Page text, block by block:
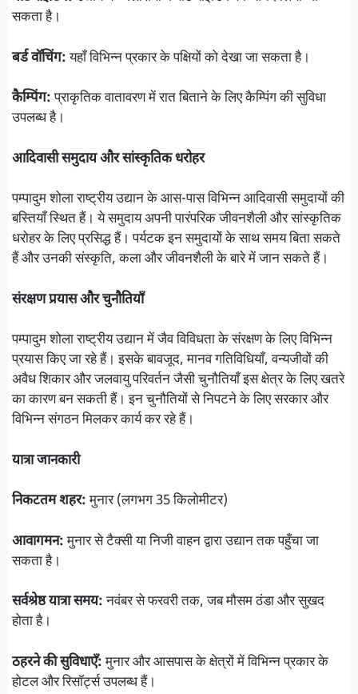
सकता है।
बर्ड वॉचिंग:यहाँ विभिन्न प्रकार के पक्षियों को देखा जा सकता है।
कैम्पिंग:प्राकृतिक वातावरण में रात बिताने के लिए कैम्पिंग की सुविधा
उपलब्ध है।
आदिवासी समुदाय और सांस्कृतिक धरोहर
पम्पादुम शोला राष्ट्रीय उद्यान के आस-पास विभिन्न आदिवासी समुदायों की
बस्तियाँ स्थित हैं। ये समुदाय अपनी पारंपरिक जीवनशैली और सांस्कृतिक
धरोहर के लिए प्रसिद्ध हैं। पर्यटक इन समुदायों के साथ समय बिता सकते
हैं और उनकी संस्कृति, कला और जीवनशैली के बारे में जान सकते हैं।
संरक्षण प्रयास और चुनौतियाँ
पम्पादुम शोला राष्ट्रीय उद्यान में जैव विविधता के संरक्षण के लिए विभिन्न
प्रयास किए जा रहे हैं। इसके बावजूद, मानव गतिविधियाँ, वन्यजीवों की
अवैध शिकार और जलवायु परिवर्तन जैसी चुनौतियाँ इस क्षेत्र के लिए खतरे
का कारण बन सकती हैं। इन चुनौतियों से निपटने के लिए सरकार और
विभिन्न संगठन मिलकर कार्य कर रहे हैं।
यात्रा जानकारी
निकटतम शहर:मुनार (लगभग 35 किलोमीटर)
आवागमन:मुनार से टैक्सी या निजी वाहन द्वारा उद्यान तक पहुँचा जा
सकता है।
सर्वश्रेष्ठ यात्रा समय:नवंबर से फरवरी तक, जब मौसम ठंडा और सुखद
होता है।
ठहरने की सुविधाएँ:मुनार और आसपास के क्षेत्रों में विभिन्न प्रकार के
होटल और रिसॉर्ट्स उपलब्ध हैं।